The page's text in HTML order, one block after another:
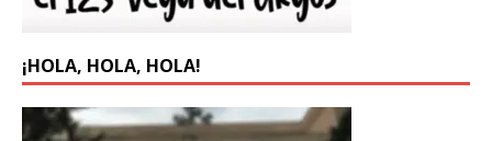
¡HOLA, HOLA, HOLA!